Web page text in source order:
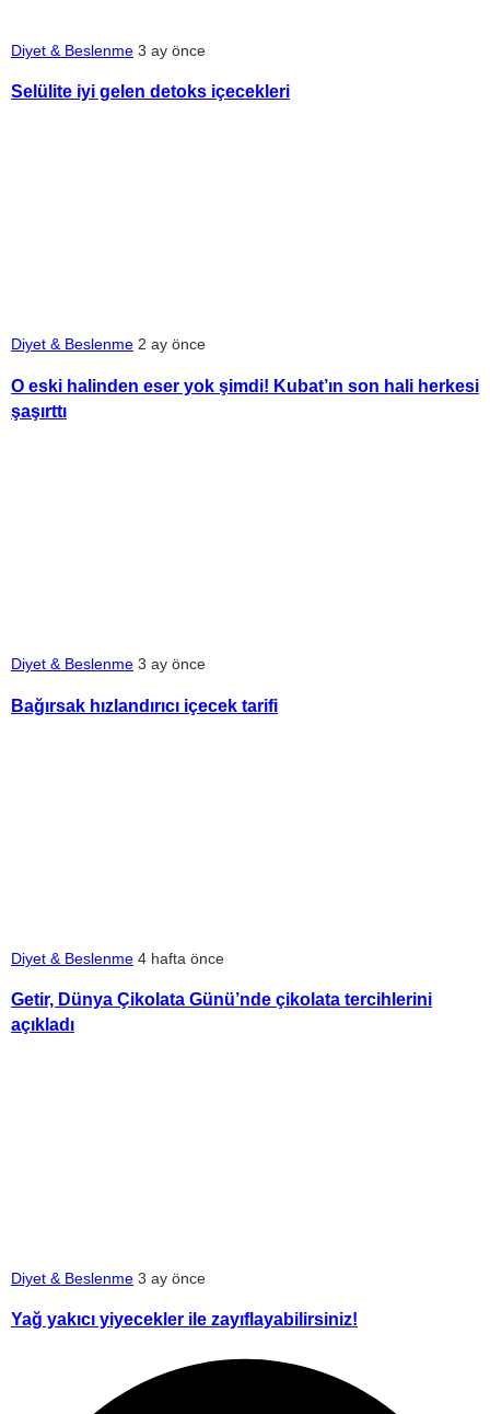
Diyet & Beslenme 3 ay önce
Selülite iyi gelen detoks içecekleri
Diyet & Beslenme 2 ay önce
O eski halinden eser yok şimdi! Kubat’ın son hali herkesi
şaşırttı
Diyet & Beslenme 3 ay önce
Bağırsak hızlandırıcı içecek tarifi
Diyet & Beslenme 4 hafta önce
Getir, Dünya Çikolata Günü’nde çikolata tercihlerini
açıkladı
Diyet & Beslenme 3 ay önce
Yağ yakıcı yiyecekler ile zayıflayabilirsiniz!